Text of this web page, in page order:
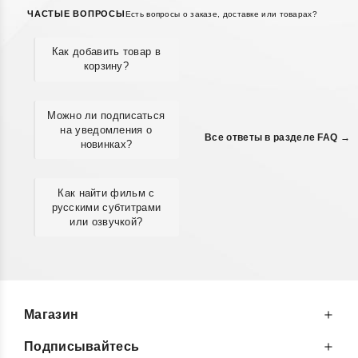
ЧАСТЫЕ ВОПРОСЫЕсть вопросы о заказе, доставке или товарах?
Как добавить товар в
корзину?
Можно ли подписаться
на уведомления о
новинках?
Как найти фильм с
русскими субтитрами
или озвучкой?
Все ответы в разделе FAQ →
Магазин
Подписывайтесь